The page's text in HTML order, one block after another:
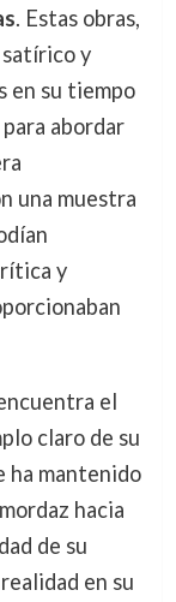
. Estas obras,
y
en su tiempo
abordar
una muestra
y
el
claro de su
ha mantenido
hacia
de su
en su